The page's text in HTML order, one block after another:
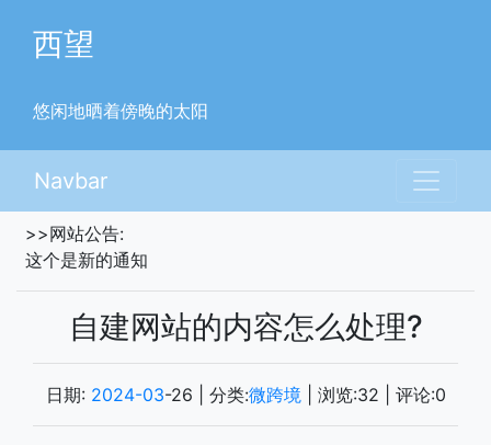
西望
悠闲地晒着傍晚的太阳
Navbar
>>网站公告:
这个是新的通知
自建网站的内容怎么处理?
日期: 2024-03-26 | 分类:微跨境| 浏览:32 | 评论:0